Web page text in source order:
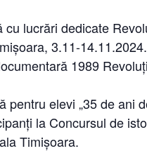
lucrări dedicate
3.11-14.11.2024.
1989
pentru elevi „35 de ani
la Concursul de
Timișoara.